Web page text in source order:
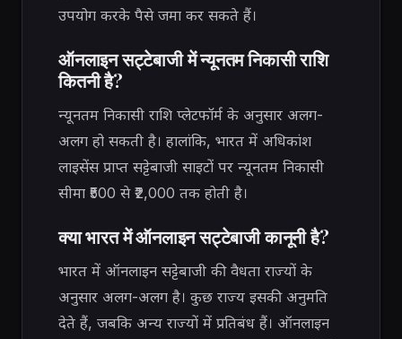
उपयोग करके पैसे जमा कर सकते हैं।
ऑनलाइन सट्टेबाजी में न्यूनतम निकासी राशि
कितनी है?
न्यूनतम निकासी राशि प्लेटफॉर्म के अनुसार अलग-
अलग हो सकती है। हालांकि, भारत में अधिकांश
लाइसेंस प्राप्त सट्टेबाजी साइटों पर न्यूनतम निकासी
सीमा ₹500 से ₹2,000 तक होती है।
क्या भारत में ऑनलाइन सट्टेबाजी कानूनी है?
भारत में ऑनलाइन सट्टेबाजी की वैधता राज्यों के
अनुसार अलग-अलग है। कुछ राज्य इसकी अनुमति
देते हैं, जबकि अन्य राज्यों में प्रतिबंध हैं। ऑनलाइन